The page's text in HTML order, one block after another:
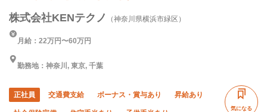
株式会社KENテクノ （神奈川県横浜市緑区）
月給：22万円〜60万円
勤務地：神奈川, 東京, 千葉
正社員 交通費支給 ボーナス・賞与あり 昇給あり
気になる